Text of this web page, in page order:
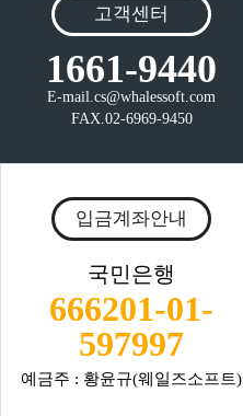
고객센터
1661-9440
E-mail.cs@whalessoft.com
FAX.02-6969-9450
입금계좌안내
국민은행
666201-01-
597997
예금주 : 황윤규(웨일즈소프트)